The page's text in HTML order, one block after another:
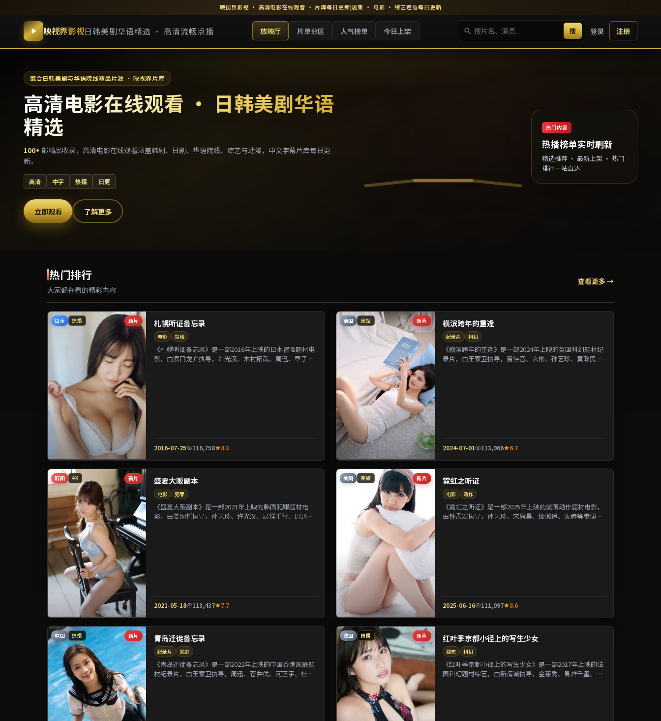
映视界影视 · 高清电影在线观看 · 片库每日更新|剧集 · 电影 · 综艺连载每日更新
映视界影视日韩美剧华语精选 · 高清流畅点播 放映厅 片单分区 人气榜单 今日上架 搜 登录 注册
聚合日韩美剧与华语院线精品片源 · 映视界片库
高清电影在线观看 · 日韩美剧华语
精选
100+ 部精品收录， 高清电影在线观看涵盖韩剧、日剧、华语院线、综艺与动漫，中文字幕片库每日更
新。
高清 中字 热播 日更
立即观看 了解更多
热门内容
热播榜单实时刷新
精选推荐 · 最新上架 · 热门
排行一站直达
热门排行
大家都在看的精彩内容
查看更多 →
新片
日本 独播 札幌听证备忘录
电影 冒险
《札幌听证备忘录》是一部2016年上映的日本冒险题材电
影，由滨口龙介执导，许光汉、木村拓哉、周迅、章子怡
2016-07-25 116,758 8.3
新片
英国 完结 横滨跨年的重逢
纪录片 科幻
《横滨跨年的重逢》是一部2024年上映的英国科幻题材纪
录片，由王家卫执导，雷佳音、玄彬、孙艺珍、黄政民等
2024-07-01 113,966 6.7
新片
韩国 4K 盛夏大阪副本
电影 犯罪
《盛夏大阪副本》是一部2021年上映的韩国犯罪题材电
影，由姜炯哲执导，孙艺珍、许光汉、易烊千玺、周迅等
2021-05-18 113,437 7.7
新片
美国 完结 霓虹之听证
电影 动作
《霓虹之听证》是一部2025年上映的美国动作题材电影，
由钟孟宏执导，孙艺珍、宋康昊、绫濑遥、沈腾等参演。
2025-06-16 111,097 8.6
新片
中国 独播 青岛迁徙备忘录
纪录片 家庭
《青岛迁徙备忘录》是一部2022年上映的中国香港家庭题
材纪录片，由王家卫执导，周迅、苍井优、河正宇、桂纶
新片
法国 独播 红叶季京都小径上的写生少女
综艺 科幻
《红叶季京都小径上的写生少女》是一部2017年上映的法
国科幻题材综艺，由新海诚执导，金惠秀、易烊千玺、张